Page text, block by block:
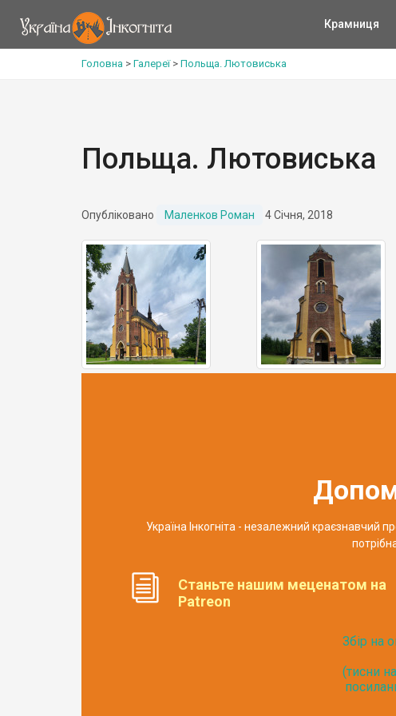
Крамниця
Головна > Галереї> Польща. Лютовиська
Польща. Лютовиська
Опубліковано Маленков Роман 4 Січня, 2018
Україна Інкогніта - незалежний краєзнавчий
Станьте нашим меценатом на
Patreon
Збір на
(тисни